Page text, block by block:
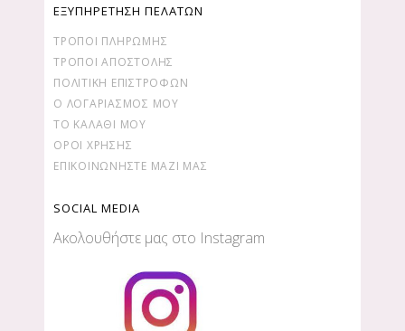
ΕΞΥΠΗΡΕΤΗΣΗ ΠΕΛΑΤΩΝ
ΤΡΌΠΟΙ ΠΛΗΡΩΜΉΣ
ΤΡΌΠΟΙ ΑΠΟΣΤΟΛΉΣ
ΠΟΛΙΤΙΚΉ ΕΠΙΣΤΡΟΦΏΝ
Ο ΛΟΓΑΡΙΑΣΜΌΣ ΜΟΥ
ΤΟ ΚΑΛΆΘΙ ΜΟΥ
ΌΡΟΙ ΧΡΉΣΗΣ
ΕΠΙΚΟΙΝΩΝΉΣΤΕ ΜΑΖΊ ΜΑΣ
SOCIAL MEDIA
Ακολουθήστε μας στο Instagram